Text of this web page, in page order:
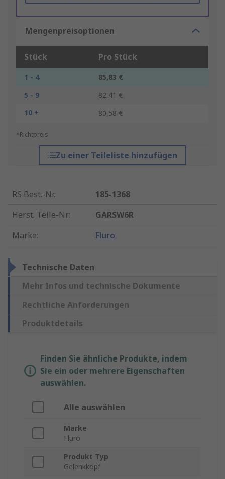
Mengenpreisoptionen
Stück Pro Stück
1 - 4
85,83 €
5 - 9
82,41 €
10 +
80,58 €
*Richtpreis
Zu einer Teileliste hinzufügen
RS Best.-Nr.:
185-1368
Herst. Teile-Nr.:
GARSW6R
Marke: Fluro
Technische Daten
Mehr Infos und technische Dokumente
Rechtliche Anforderungen
Produktdetails
Finden Sie ähnliche Produkte, indem
Sie ein oder mehrere Eigenschaften
auswählen.
Alle auswählen
Marke
Fluro
Produkt Typ
Gelenkkopf